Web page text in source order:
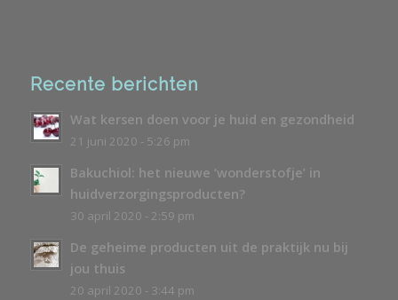
Recente berichten
Wat kersen doen voor je huid en gezondheid
21 juni 2020 - 5:26 pm
Bakuchiol: het nieuwe ‘wonderstofje’ in
huidverzorgingsproducten?
30 april 2020 - 2:59 pm
De geheime producten uit de praktijk nu bij
jou thuis
20 april 2020 - 3:44 pm